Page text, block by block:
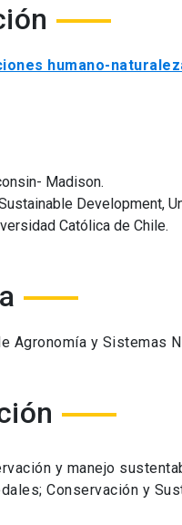
humano-
Madison.
Development,
Católica de Chile.
Agronomía y Sistemas
y manejo
Conservación y